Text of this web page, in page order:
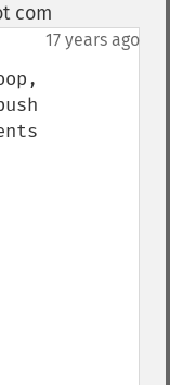
com
17 years ago